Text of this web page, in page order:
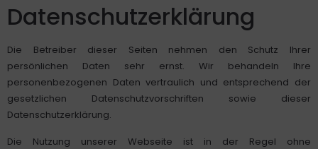
Datenschutzerklärung
Die Betreiber dieser Seiten nehmen den Schutz Ihrer
persönlichen Daten sehr ernst. Wir behandeln Ihre
personenbezogenen Daten vertraulich und entsprechend der
gesetzlichen Datenschutzvorschriften sowie dieser
Datenschutzerklärung.
Die Nutzung unserer Webseite ist in der Regel ohne